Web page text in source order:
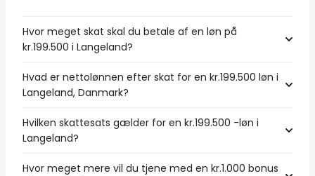
Hvor meget skat skal du betale af en løn på
kr.199.500 i Langeland?
Hvad er nettolønnen efter skat for en kr.199.500 løn i
Langeland, Danmark?
Hvilken skattesats gælder for en kr.199.500 -løn i
Langeland?
Hvor meget mere vil du tjene med en kr.1.000 bonus